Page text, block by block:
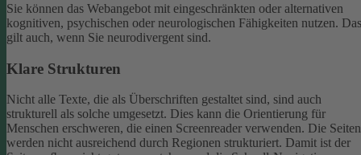
Sie können das Webangebot mit eingeschränkten oder alternativen
kognitiven, psychischen oder neurologischen Fähigkeiten nutzen. Das
gilt auch, wenn Sie neurodivergent sind.
Klare Strukturen
Nicht alle Texte, die als Überschriften gestaltet sind, sind auch
strukturell als solche umgesetzt. Dies kann die Orientierung für
Menschen erschweren, die einen Screenreader verwenden. Die Seiten
werden nicht ausreichend durch Regionen strukturiert. Damit ist der